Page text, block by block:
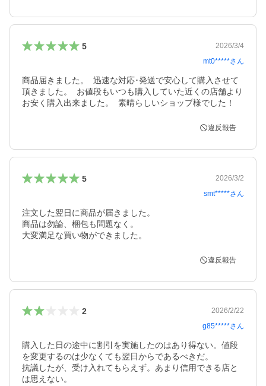
5
2026/3/4
mt0*****さん
商品届きました。  迅速な対応･発送で安心して購入させて
頂きました。  お値段もいつも購入していた近くの店舗より
お安く購入出来ました。  素晴らしいショップ様でした！
違反報告
5
2026/3/2
smt*****さん
注文した翌日に商品が届きました。
商品は勿論、梱包も問題なく。
大変満足な買い物ができました。
違反報告
2
2026/2/22
g85*****さん
購入した日の途中に割引を実施したのはあり得ない。値段
を変更するのは少なくても翌日からであるべきだ。
抗議したが、受け入れてもらえず。あまり信用できる店と
は思えない。